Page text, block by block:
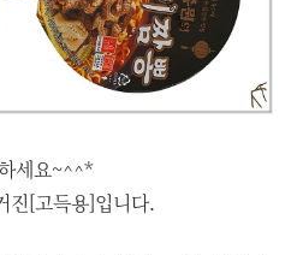
세요~^^*
진[고득용]입니다.